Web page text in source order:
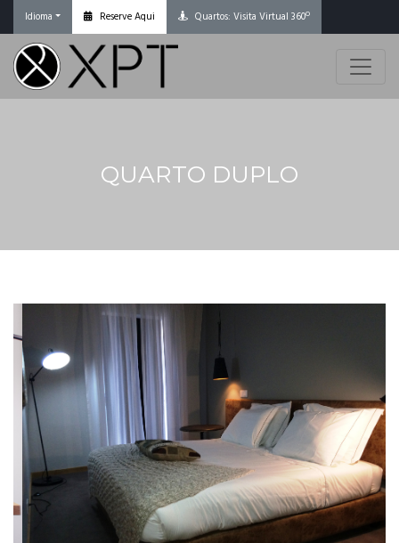
Idioma Reserve Aqui Quartos: Visita Virtual 360º
QUARTO DUPLO